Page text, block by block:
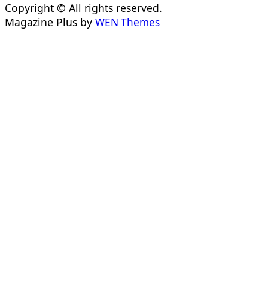
Copyright © All rights reserved.
Magazine Plus by WEN Themes